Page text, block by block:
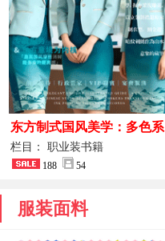
东方制式国风美学：多色系
新中式前厅管家VIP接待员
工作服合集
栏目： 职业装书籍
188 54
服装面料